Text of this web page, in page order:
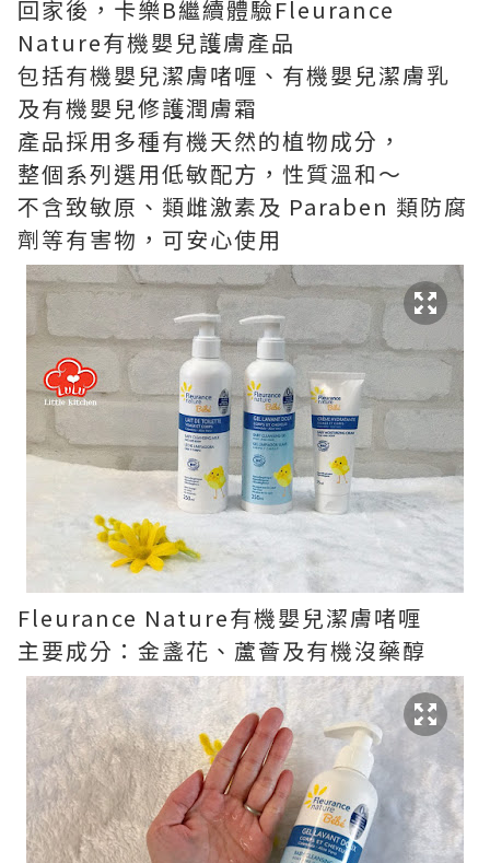
回家後，卡樂B繼續體驗Fleurance
Nature有機嬰兒護膚產品
包括有機嬰兒潔膚啫喱、有機嬰兒潔膚乳
及有機嬰兒修護潤膚霜
產品採用多種有機天然的植物成分，
整個系列選用低敏配方，性質溫和～
不含致敏原、類雌激素及 Paraben 類防腐
劑等有害物，可安心使用
Fleurance Nature有機嬰兒潔膚啫喱
主要成分：金盞花、蘆薈及有機沒藥醇